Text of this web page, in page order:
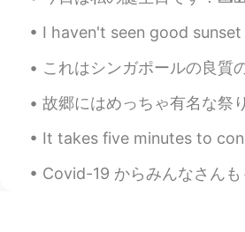
I haven't seen good sunset since last week😅🌇 Please enjoy the
これはシンガポールの良質の寿司屋で手頃な価格で約$ 30-50です(2455.19〜4091.99円) 生寿司が食べられないので炙り
故郷にはめっちゃ有名な祭りがある、Edinburgh Fringe Festivalと言います。実は、 現在大阪市天王寺区で、その
It takes five minutes to consume 500 calories. It takes two
Covid-19 からみんなさんももっと料理を作っていましたか。いっぱい料理を作くりましたけど、まだレストランの料理を食べた